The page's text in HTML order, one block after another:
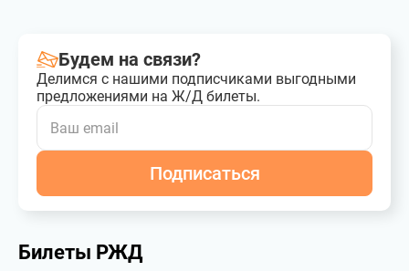
Будем на связи?
Делимся с нашими подписчиками выгодными
предложениями на Ж/Д билеты.
Подписаться
Билеты РЖД